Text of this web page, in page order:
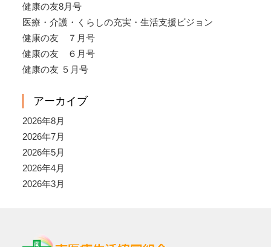
健康の友8月号
医療・介護・くらしの充実・生活支援ビジョン
健康の友 ７月号
健康の友 ６月号
健康の友 ５月号
アーカイブ
2026年8月
2026年7月
2026年5月
2026年4月
2026年3月